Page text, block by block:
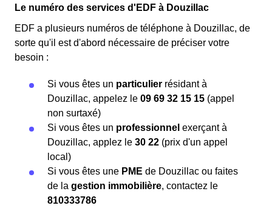
Le numéro des services d'EDF à Douzillac
EDF a plusieurs numéros de téléphone à Douzillac, de
sorte qu'il est d'abord nécessaire de préciser votre
besoin :
Si vous êtes un particulier résidant à
Douzillac, appelez le 09 69 32 15 15 (appel
non surtaxé)
Si vous êtes un professionnel exerçant à
Douzillac, applez le 30 22 (prix d'un appel
local)
Si vous êtes une PME de Douzillac ou faites
de la gestion immobilière, contactez le
810333786